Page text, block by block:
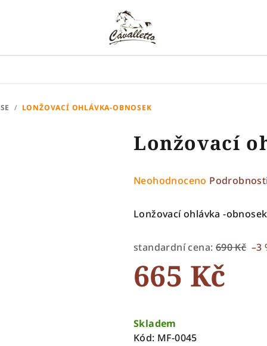
/ LONŽOVACÍ OHLÁVKA-OBNOSEK
Lonžovací
Průměrné
produktu
z
5
hvězdiček.
Neohodnoceno
Lonžovací ohlávka -obnosek
standardní cena: 690 Kč –3
665 Kč
cena:
Skladem
Kód: MF-0045